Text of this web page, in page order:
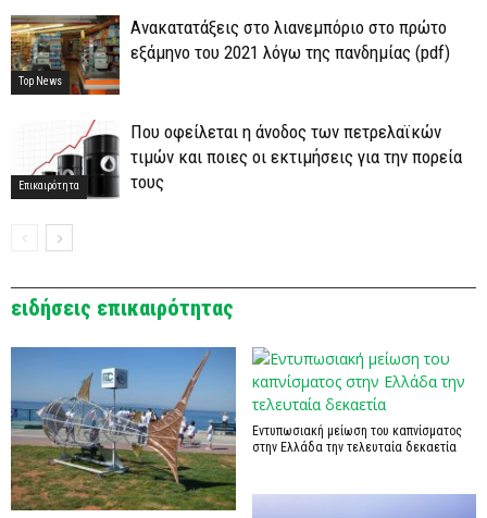
Top News
Ανακατατάξεις στο λιανεμπόριο στο πρώτο
εξάμηνο του 2021 λόγω της πανδημίας (pdf)
Επικαιρότητα
Που οφείλεται η άνοδος των πετρελαϊκών
τιμών και ποιες οι εκτιμήσεις για την πορεία
τους
ειδήσεις επικαιρότητας
Εντυπωσιακή μείωση του καπνίσματος
στην Ελλάδα την τελευταία δεκαετία